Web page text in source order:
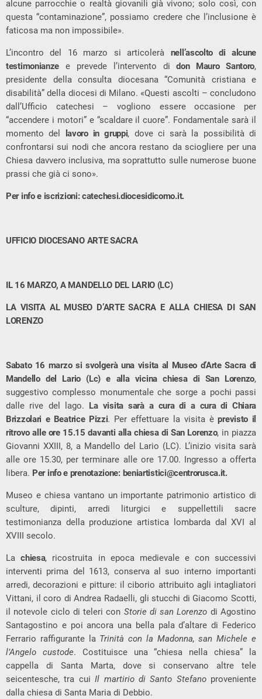
alcune parrocchie o realtà giovanili già vivono; solo così, con
questa “contaminazione”, possiamo credere che l’inclusione è
faticosa ma non impossibile».
L’incontro del 16 marzo si articolerà nell’ascolto di alcune
testimonianze e prevede l’intervento didon Mauro Santoro,
presidente della consulta diocesana “Comunità cristiana e
disabilità” della diocesi di Milano. «Questi ascolti – concludono
dall’Ufficio catechesi – vogliono essere occasione per
“accendere i motori” e “scaldare il cuore”. Fondamentale sarà il
momento del
lavoro in gruppi, dove ci sarà la possibilità di
confrontarsi sui nodi che ancora restano da sciogliere per una
Chiesa davvero inclusiva, ma soprattutto sulle numerose buone
prassi che già ci sono».
Per info e iscrizioni: catechesi.diocesidicomo.it.
UFFICIO DIOCESANO ARTE SACRA
IL 16 MARZO, A MANDELLO DEL LARIO (LC)
LA VISITA AL MUSEO D’ARTE SACRA E ALLA CHIESA DI SAN
LORENZO
Sabato 16 marzo si svolgerà una visita al Museo d’Arte Sacra di
Mandello del Lario (Lc) e alla vicina chiesa di San Lorenzo,
suggestivo complesso monumentale che sorge a pochi passi
dalle rive del lago. La visita sarà a cura di a cura di Chiara
Brizzolari e Beatrice Pizzi. Per effettuare la visita èprevisto il
ritrovo alle ore 15.15 davanti alla chiesa di San Lorenzo, in piazza
Giovanni XXIII, 8, a Mandello del Lario (LC). L’inizio visita sarà
alle ore 15.30, per terminare alle ore 17.00. Ingresso a offerta
libera. Per info e prenotazione: beniartistici@centrorusca.it.
Museo e chiesa vantano un importante patrimonio artistico di
sculture, dipinti, arredi liturgici e suppellettili sacre
testimonianza della produzione artistica lombarda dal XVI al
XVIII secolo.
Lachiesa, ricostruita in epoca medievale e con successivi
interventi prima del 1613, conserva al suo interno importanti
arredi, decorazioni e pitture: il ciborio attribuito agli intagliatori
Vittani, il coro di Andrea Radaelli, gli stucchi di Giacomo Scotti,
il notevole ciclo di teleri con Storie di san Lorenzo di Agostino
Santagostino e poi ancora una bella pala d’altare di Federico
Ferrario raffigurante la Trinità con la Madonna, san Michele e
l’Angelo custode. Costituisce una “chiesa nella chiesa” la
cappella di Santa Marta, dove si conservano altre tele
seicentesche, tra cuiIl martirio di Santo Stefanoproveniente
dalla chiesa di Santa Maria di Debbio.